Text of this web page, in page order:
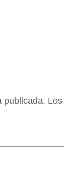
publicada.